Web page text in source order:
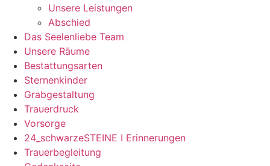
Unsere Leistungen
Abschied
Das Seelenliebe Team
Unsere Räume
Bestattungsarten
Sternenkinder
Grabgestaltung
Trauerdruck
Vorsorge
24_schwarzeSTEINE I Erinnerungen
Trauerbegleitung